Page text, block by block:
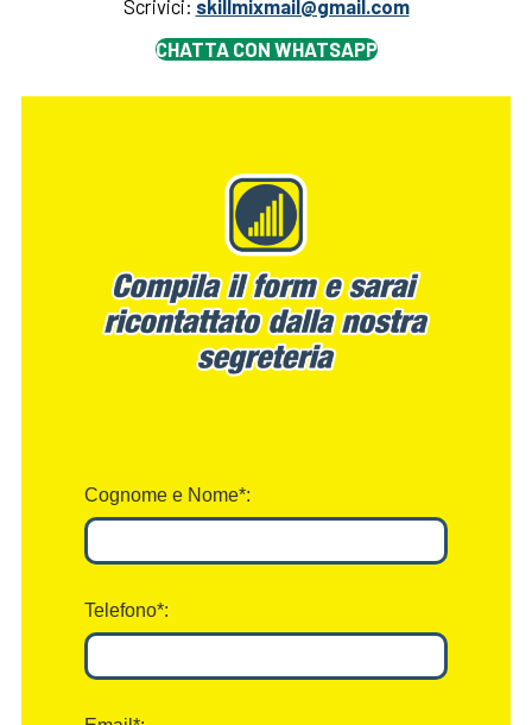
Scrivici: skillmixmail@gmail.com
CHATTA CON WHATSAPP
Cognome e Nome*:
Telefono*: